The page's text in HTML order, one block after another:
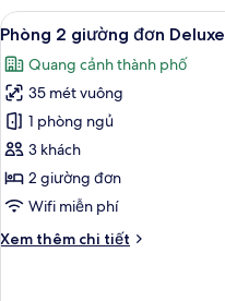
đôi
Deluxe
Xem
tất
cả
ảnh
Phòng
2
giường
đơn
8
Phòng 2 giường đơn Deluxe
Quang cảnh thành phố
35 mét vuông
1 phòng ngủ
3 khách
2 giường đơn
Wifi miễn phí
Xem thêm chi tiết
Chi